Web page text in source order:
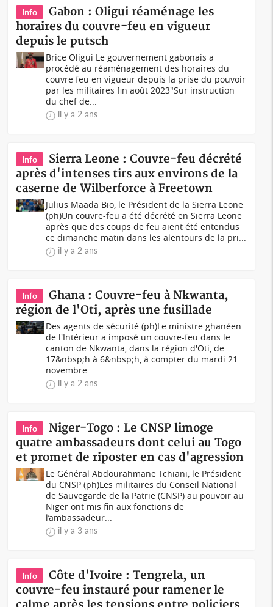
Info
Gabon : Oligui réaménage les
horaires du couvre-feu en vigueur
depuis le putsch
Brice Oligui Le gouvernement gabonais a
procédé au réaménagement des horaires du
couvre feu en vigueur depuis la prise du pouvoir
par les militaires fin août 2023"Sur instruction
du chef de...
il y a 2 ans
Info
Sierra Leone : Couvre-feu décrété
après d'intenses tirs aux environs de la
caserne de Wilberforce à Freetown
Julius Maada Bio, le Président de la Sierra Leone
(ph)Un couvre-feu a été décrété en Sierra Leone
après que des coups de feu aient été entendus
ce dimanche matin dans les alentours de la pri...
il y a 2 ans
Info
Ghana : Couvre-feu à Nkwanta,
région de l'Oti, après une fusillade
Des agents de sécurité (ph)Le ministre ghanéen
de l'Intérieur a imposé un couvre-feu dans le
canton de Nkwanta, dans la région d'Oti, de
17&nbsp;h à 6&nbsp;h, à compter du mardi 21
novembre...
il y a 2 ans
Info
Niger-Togo : Le CNSP limoge
quatre ambassadeurs dont celui au Togo
et promet de riposter en cas d'agression
Le Général Abdourahmane Tchiani, le Président
du CNSP (ph)Les militaires du Conseil National
de Sauvegarde de la Patrie (CNSP) au pouvoir au
Niger ont mis fin aux fonctions de
l’ambassadeur...
il y a 3 ans
Info
Côte d'Ivoire : Tengrela, un
couvre-feu instauré pour ramener le